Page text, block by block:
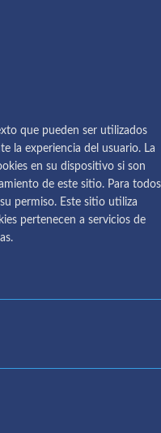
que pueden ser utilizados
la experiencia del usuario. La
en su dispositivo si son
de este sitio. Para todos
permiso. Este sitio utiliza
pertenecen a servicios de